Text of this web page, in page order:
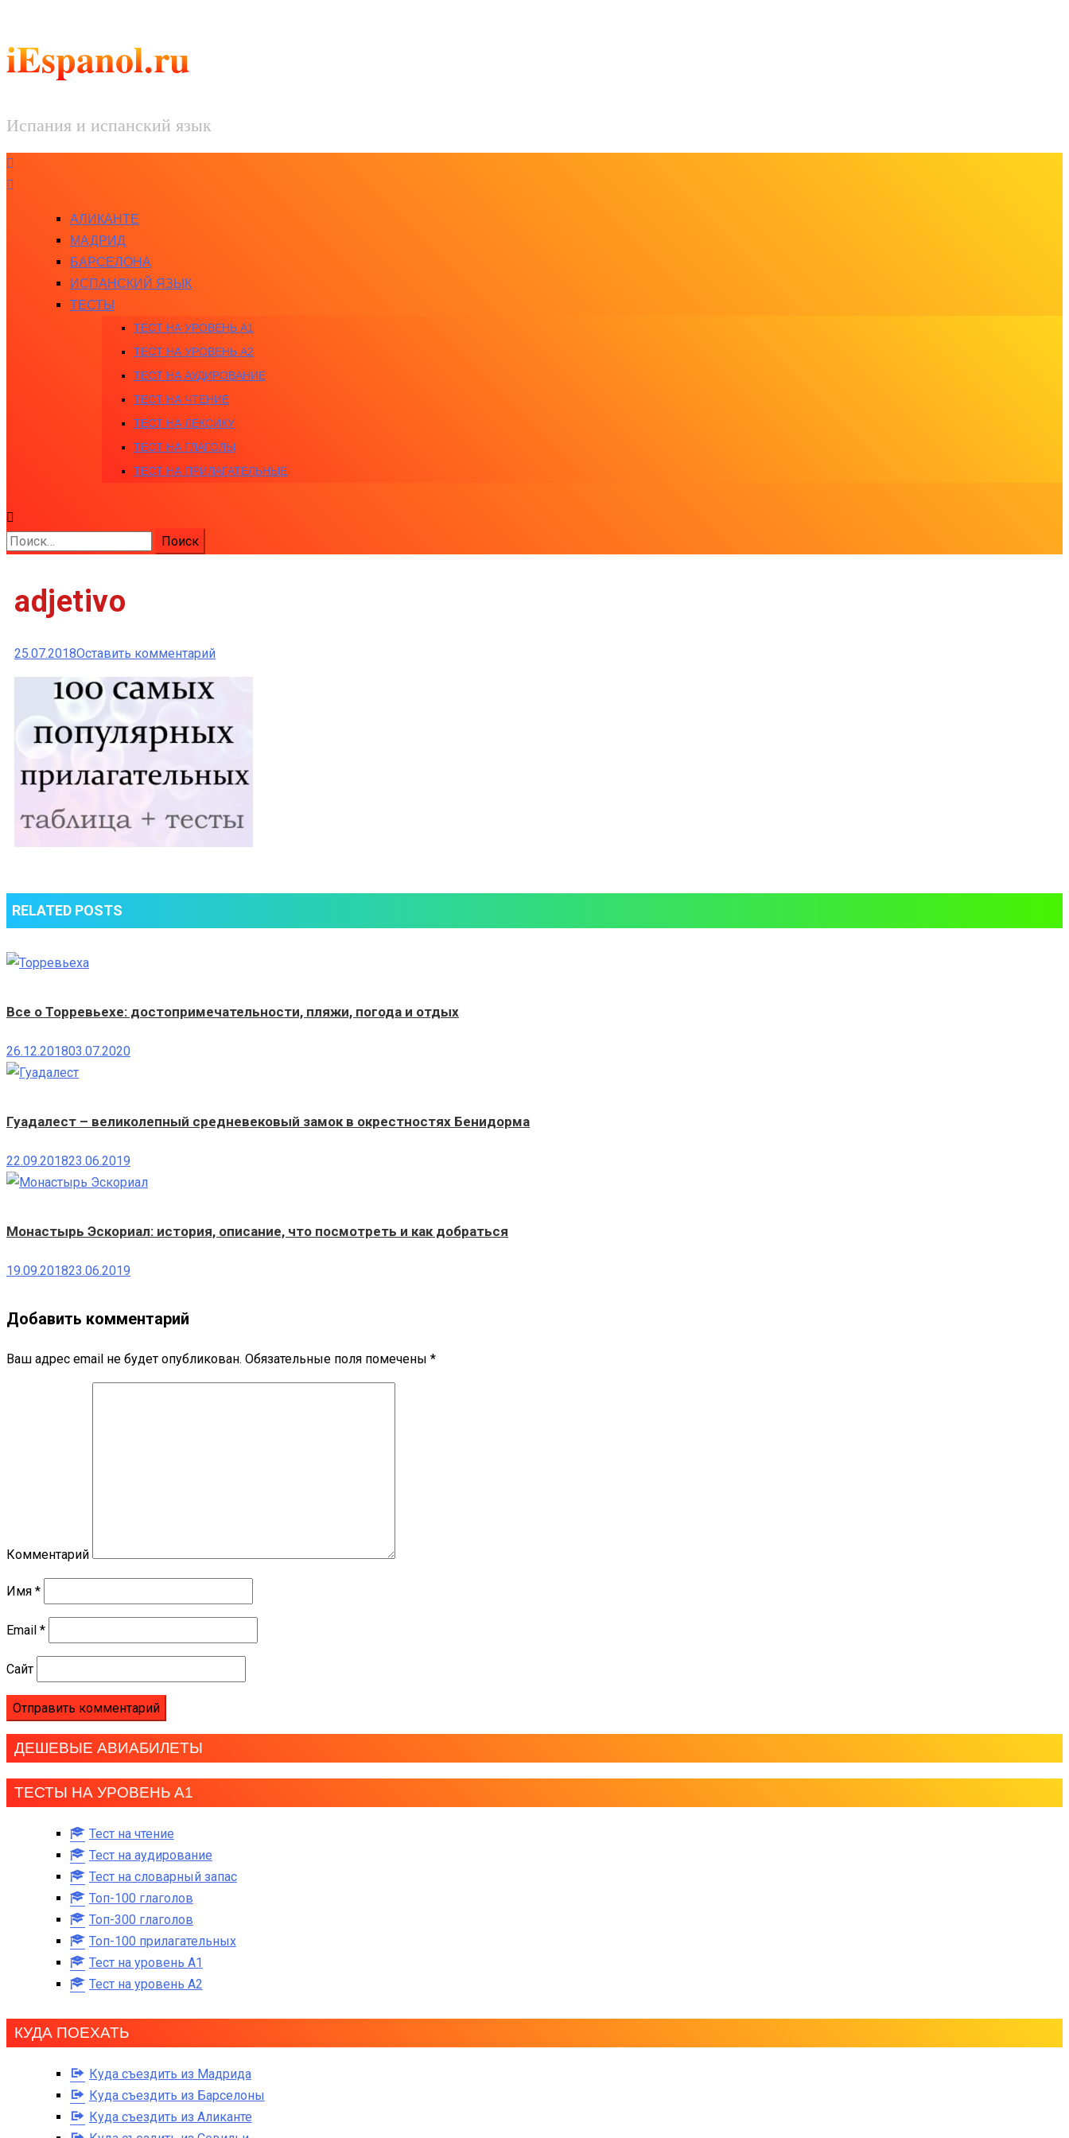
iEspanol.ru
Испания и испанский язык
АЛИКАНТЕ
МАДРИД
БАРСЕЛОНА
ИСПАНСКИЙ ЯЗЫК
ТЕСТЫ
ТЕСТ НА УРОВЕНЬ A1
ТЕСТ НА УРОВЕНЬ A2
ТЕСТ НА АУДИРОВАНИЕ
ТЕСТ НА ЧТЕНИЕ
ТЕСТ НА ЛЕКСИКУ
ТЕСТ НА ГЛАГОЛЫ
ТЕСТ НА ПРИЛАГАТЕЛЬНЫЕ
Найти:
adjetivo
25.07.2018Оставить комментарийк
adjetivo
RELATED POSTS
Все о Торревьехе: достопримечательности, пляжи, погода и отдых
26.12.201803.07.2020
Гуадалест – великолепный средневековый замок в окрестностях Бенидорма
22.09.201823.06.2019
Монастырь Эскориал: история, описание, что посмотреть и как добраться
19.09.201823.06.2019
Добавить комментарий
Ваш адрес email не будет опубликован. Обязательные поля помечены *
Комментарий
Имя *
Email *
Сайт
ДЕШЕВЫЕ АВИАБИЛЕТЫ
ТЕСТЫ НА УРОВЕНЬ А1
Тест на чтение
Тест на аудирование
Тест на словарный запас
Топ-100 глаголов
Топ-300 глаголов
Топ-100 прилагательных
Тест на уровень A1
Тест на уровень A2
КУДА ПОЕХАТЬ
Куда съездить из Мадрида
Куда съездить из Барселоны
Куда съездить из Аликанте